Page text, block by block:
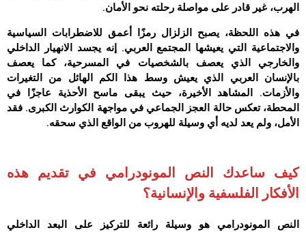
الهرب، غير قادر على مواصلة رحلته نحو الأمان.
في هذه اللحظة، يصبح الزلزال رمزًا أعمق للاضطرابات السياسية
والاجتماعية التي يعيشها المجتمع العربي. إنه يجسد الانهيار الداخلي
والخارجي الذي يعصف بالشخصيات في المسرحية، كما يعصف
بالإنسان العربي الذي يعيش وسط هذا الكم الهائل من التغيرات
والأزمات. المشاهد الأخيرة، حيث يبقى ماسح الأحذية عاجزًا في
المحطة، تعكس حالة العجز الجماعي في مواجهة الكوارث الكبرى. فقد
الأمل، ولم يعد لديه أي وسيلة للهروب من الواقع الذي سحقه.
كيف ساعدك النص المونودرامي في تقديم هذه
الأفكار الفلسفية والإنسانية؟
النص المونودرامي هو وسيلة رائعة للتركيز على البعد الداخلي